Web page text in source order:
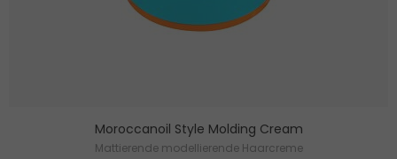
Moroccanoil Style Molding Cream
Mattierende modellierende Haarcreme